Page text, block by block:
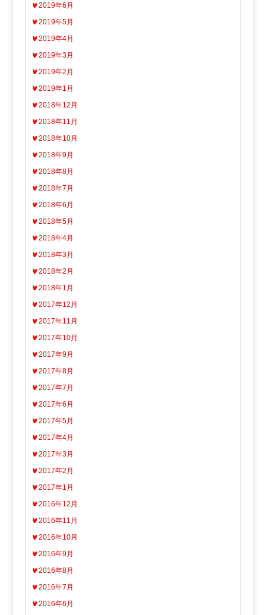
2019年6月
2019年5月
2019年4月
2019年3月
2019年2月
2019年1月
2018年12月
2018年11月
2018年10月
2018年9月
2018年8月
2018年7月
2018年6月
2018年5月
2018年4月
2018年3月
2018年2月
2018年1月
2017年12月
2017年11月
2017年10月
2017年9月
2017年8月
2017年7月
2017年6月
2017年5月
2017年4月
2017年3月
2017年2月
2017年1月
2016年12月
2016年11月
2016年10月
2016年9月
2016年8月
2016年7月
2016年6月